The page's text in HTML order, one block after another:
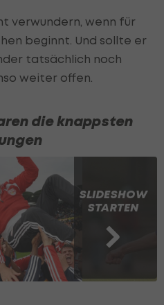
verwundern, wenn für
beginnt. Und sollte er
tatsächlich noch
weiter offen.
die knappsten
SLIDESHOW
STARTEN